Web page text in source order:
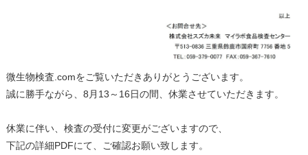
微生物検査.comをご覧いただきありがとうございます。
誠に勝手ながら、8月13～16日の間、休業させていただきます。
休業に伴い、検査の受付に変更がございますので、
下記の詳細PDFにて、ご確認お願い致します。